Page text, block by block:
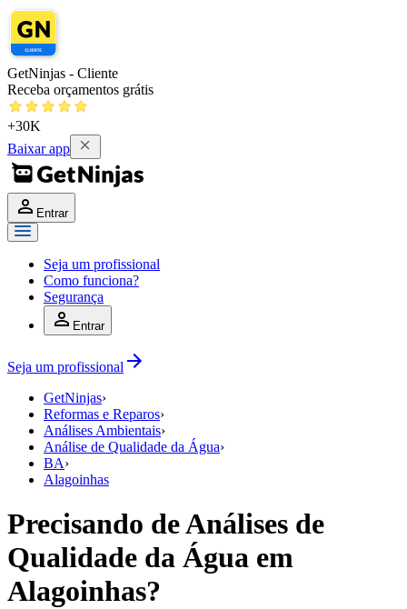
GetNinjas - Cliente
Receba orçamentos grátis
+30K
Baixar app
Entrar
Seja um profissional
Como funciona?
Segurança
Entrar
Seja um profissional
GetNinjas›
Reformas e Reparos›
Análises Ambientais›
Análise de Qualidade da Água›
BA›
Alagoinhas
Precisando de Análises de
Qualidade da Água em
Alagoinhas?